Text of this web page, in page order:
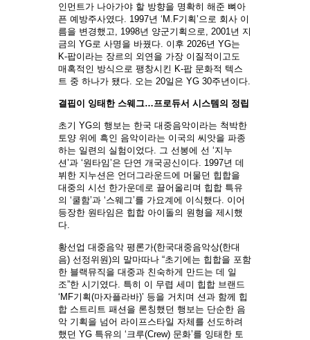
인먼트가 나아가야 할 방향을 명확히 해준 뼈아
픈 예방주사였다. 1997년 ‘M.F기획’으로 회사 이
름을 변경했고, 1998년 양군기획으로, 2001년 지
금의 YG로 사명을 바꿨다. 이후 2026년 YG는
K-팝이라는 장르의 외연을 가장 이질적이고도
매혹적인 방식으로 팽창시킨 K-팝 문화적 텍스
트 중 하나가 됐다. 오는 20일은 YG 30주년이다.
결핍이 잉태한 스웨그…프로듀서 시스템의 정립
초기 YG의 행보는 한국 대중음악이라는 척박한
토양 위에 흑인 음악이라는 이국의 씨앗을 파종
하는 일련의 실험이었다. 그 선봉에 선 ‘지누
션’과 ‘원타임’은 단연 개국공신이다. 1997년 데
뷔한 지누션은 언더그라운드에 머물던 힙합을
대중의 시선 한가운데로 끌어올리며 힙합 특유
의 ‘쿨함’과 ‘스웨그’를 가요계에 이식했다. 이어
등장한 원타임은 힙합 아이돌의 원형을 제시했
다.
황선업 대중음악 평론가(한국대중음악상(한대
음) 선정위원)의 말마따나 “초기에는 힙합을 포함
한 블랙뮤직을 대중과 친숙하게 만드는 데 일
조”한 시기였다. 특히 이 무렵 세미 힙합 브랜드
‘MF기획(마자플라바)’ 등을 거치며 션과 함께 힙
합 스트리트 패션을 론칭했던 행보는 단순한 음
악 기획을 넘어 라이프스타일 자체를 선도하려
했던 YG 특유의 ‘크루(Crew) 문화’를 잉태한 토